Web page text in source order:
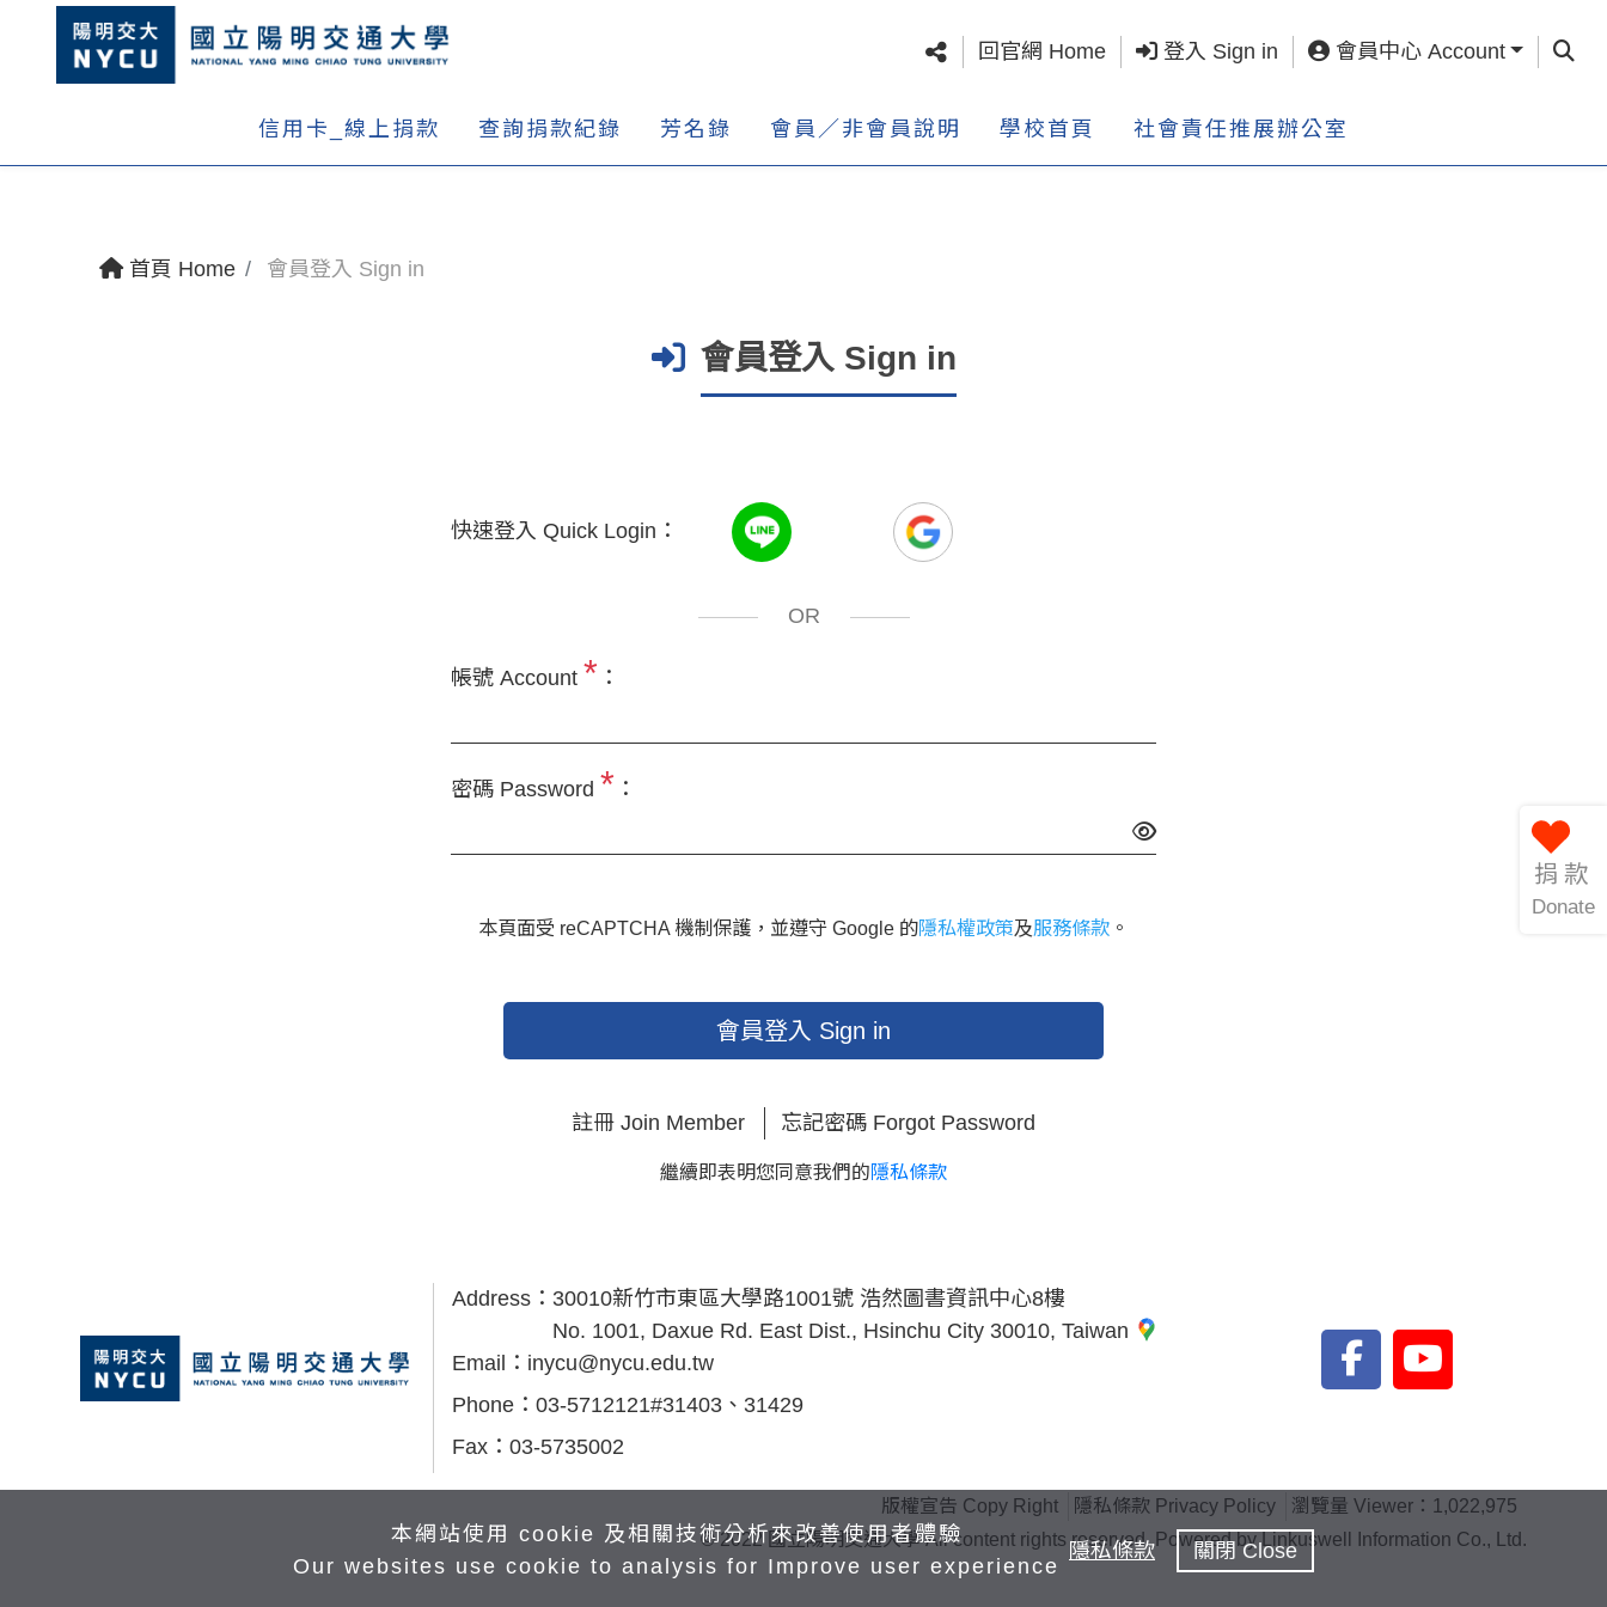
回官網 Home 登入 Sign in 會員中心 Account 查詢
信用卡_線上捐款 查詢捐款紀錄 芳名錄 會員／非會員說明 學校首頁 社會責任推展辦公室
首頁 Home 會員登入 Sign in
會員登入 Sign in
快速登入 Quick Login：
OR
帳號 Account * ：
密碼 Password * ：
本頁面受 reCAPTCHA 機制保護，並遵守 Google 的隱私權政策及服務條款 。
會員登入 Sign in
註冊 Join Member 忘記密碼 Forgot Password
繼續即表明您同意我們的隱私條款
Address： 30010新竹市東區大學路1001號 浩然圖書資訊中心8樓
No. 1001, Daxue Rd. East Dist., Hsinchu City 30010, Taiwan
Email： inycu@nycu.edu.tw
Phone： 03-5712121#31403、31429
Fax： 03-5735002
版權宣告 Copy Right 隱私條款 Privacy Policy
瀏覽量 Viewer：1,022,975
© 2022 國立陽明交通大學 All content rights reserved. Powered by Linkuswell Information Co., Ltd.
捐款
Donate
本網站使用 cookie 及相關技術分析來改善使用者體驗
Our websites use cookie to analysis for Improve user experience
隱私條款 關閉 Close